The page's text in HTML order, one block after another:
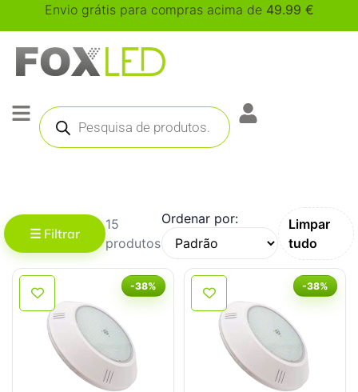
Envio grátis para compras acima de 49.99 €
☰ Filtrar
15
produtos
Ordenar por:
Limpar
tudo
-38% -38%